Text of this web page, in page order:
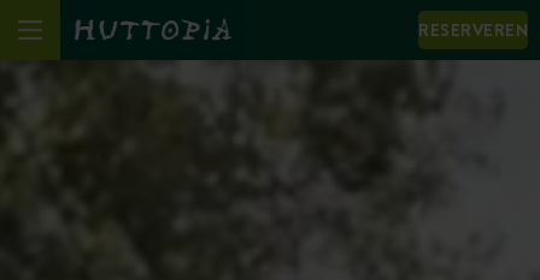
RESERVEREN